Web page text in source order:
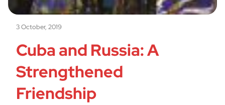
3 October, 2019
Cuba and Russia: A
Strengthened
Friendship